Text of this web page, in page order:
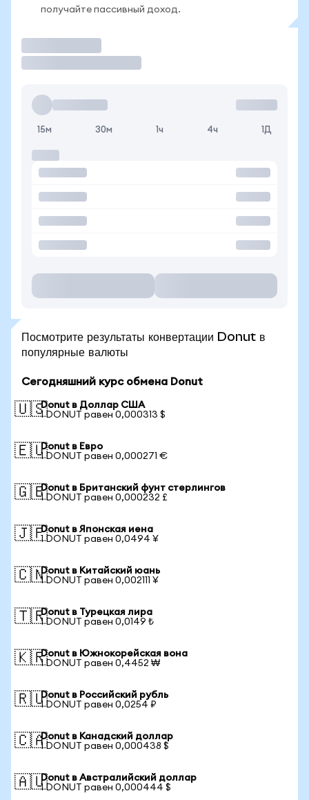
получайте пассивный доход.
15м 30м 1ч 4ч 1Д
Посмотрите результаты конвертации Donut в
популярные валюты
Сегодняшний курс обмена Donut
🇺🇸Donut в Доллар США
1 DONUT равен 0,000313 $
🇪🇺Donut в Евро
1 DONUT равен 0,000271 €
🇬🇧Donut в Британский фунт стерлингов
1 DONUT равен 0,000232 £
🇯🇵Donut в Японская иена
1 DONUT равен 0,0494 ¥
🇨🇳Donut в Китайский юань
1 DONUT равен 0,002111 ¥
🇹🇷Donut в Турецкая лира
1 DONUT равен 0,0149 ₺
🇰🇷Donut в Южнокорейская вона
1 DONUT равен 0,4452 ₩
🇷🇺Donut в Российский рубль
1 DONUT равен 0,0254 ₽
🇨🇦Donut в Канадский доллар
1 DONUT равен 0,000438 $
🇦🇺Donut в Австралийский доллар
1 DONUT равен 0,000444 $